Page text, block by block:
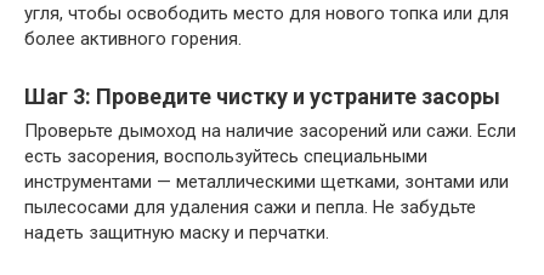
угля, чтобы освободить место для нового топка или для
более активного горения.
Шаг 3: Проведите чистку и устраните засоры
Проверьте дымоход на наличие засорений или сажи. Если
есть засорения, воспользуйтесь специальными
инструментами — металлическими щетками, зонтами или
пылесосами для удаления сажи и пепла. Не забудьте
надеть защитную маску и перчатки.